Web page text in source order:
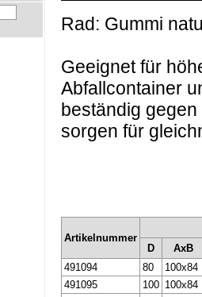
Rad: Gummi
Geeignet für
Abfallcontainer
beständig
sorgen für
Artikelnummer
D
AxB
491094
80
100x84
491095
100 100x84